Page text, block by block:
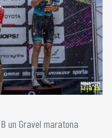
un Gravel maratona